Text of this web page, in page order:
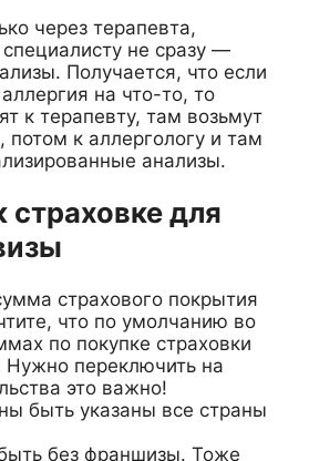
через терапевта,
не сразу —
Получается, что если
на что-то, то
к терапевту, там возьмут
к аллергологу и там
анализы.
страховке для
страхового покрытия
что по умолчанию во
по покупке страховки
Нужно переключить на
это важно!
быть указаны все страны
без франшизы. Тоже